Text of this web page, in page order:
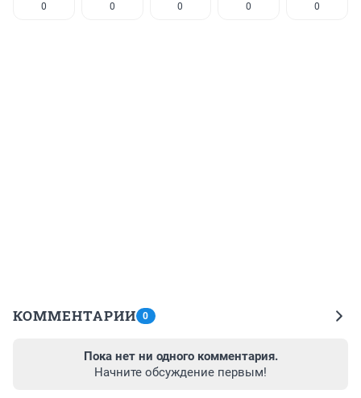
0 0 0 0 0
КОММЕНТАРИИ 0
Пока нет ни одного комментария.
Начните обсуждение первым!